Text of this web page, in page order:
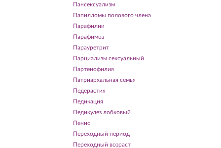
Пансексуализм
Папилломы полового члена
Парафилии
Парафимоз
Парауретрит
Парциализм сексуальный
Партенофилия
Патриархальная семья
Педерастия
Педикация
Педикулез лобковый
Пенис
Переходный период
Переходный возраст